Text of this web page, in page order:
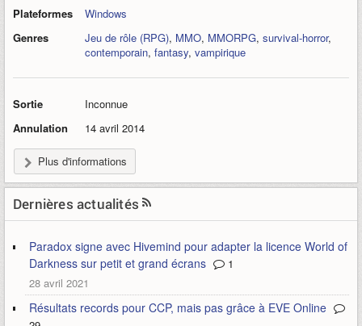
Plateformes
Windows
Genres
Jeu de rôle (RPG), MMO, MMORPG, survival-horror,
contemporain, fantasy, vampirique
Sortie
Inconnue
Annulation
14 avril 2014
Plus d'informations
Dernières actualités
Paradox signe avec Hivemind pour adapter la licence World of
Darkness sur petit et grand écrans
1
28 avril 2021
Résultats records pour CCP, mais pas grâce à EVE Online